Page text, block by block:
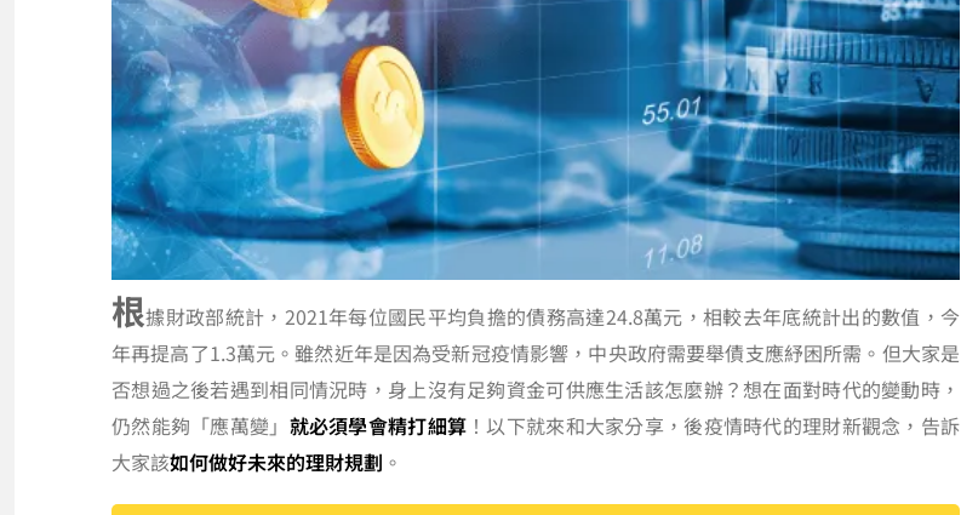
根據財政部統計，2021年每位國民平均負擔的債務高達24.8萬元，相較去年底統計出的數值，今
年再提高了1.3萬元。雖然近年是因為受新冠疫情影響，中央政府需要舉債支應紓困所需。但大家是
否想過之後若遇到相同情況時，身上沒有足夠資金可供應生活該怎麼辦？想在面對時代的變動時，
仍然能夠「應萬變」 就必須學會精打細算 ！以下就來和大家分享，後疫情時代的理財新觀念，告訴
大家該如何做好未來的理財規劃 。